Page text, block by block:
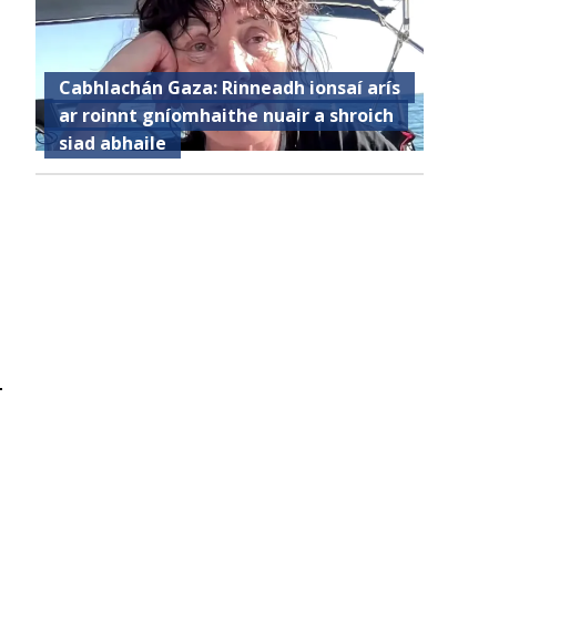
Cabhlachán Gaza: Rinneadh ionsaí arís
ar roinnt gníomhaithe nuair a shroich
siad abhaile